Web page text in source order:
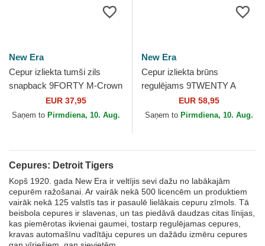
New Era
Cepur izliekta tumši zils
snapback 9FORTY M-Crown
A Frame Emblem no Detroit
Tigers MLB no New Era
EUR 37,95
Saņem to Pirmdiena, 10. Aug.
New Era
Cepur izliekta brūns
regulējams 9TWENTY A
Frame Wool Pinstripe no
Detroit Tigers MLB no New
EUR 58,95
Saņem to Pirmdiena, 10. Aug.
Cepures: Detroit Tigers
Kopš 1920. gada New Era ir veltījis sevi dažu no labākajām
cepurēm ražošanai. Ar vairāk nekā 500 licencēm un produktiem
vairāk nekā 125 valstīs tas ir pasaulē lielākais cepuru zīmols. Tā
beisbola cepures ir slavenas, un tas piedāvā daudzas citas līnijas,
kas piemērotas ikvienai gaumei, tostarp regulējamas cepures,
kravas automašīnu vadītāju cepures un dažādu izmēru cepures